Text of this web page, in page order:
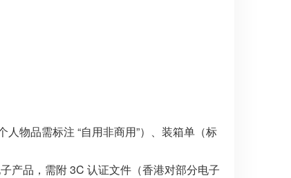
物品需标注 “自用非商用”）、装箱单（标
产品，需附 3C 认证文件（香港对部分电子